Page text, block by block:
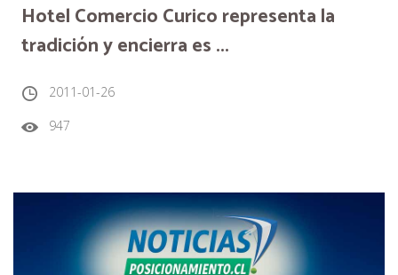
Hotel Comercio Curico representa la
tradición y encierra es ...
2011-01-26
947